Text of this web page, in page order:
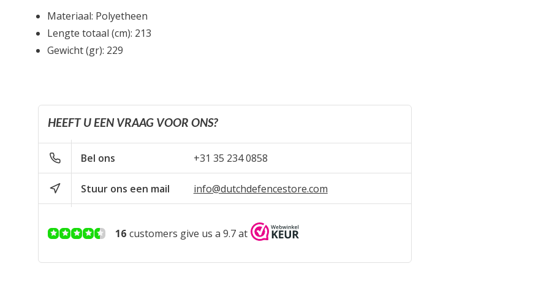
Materiaal: Polyetheen
Lengte totaal (cm): 213
Gewicht (gr): 229
HEEFT U EEN VRAAG VOOR ONS?
Bel ons +31 35 234 0858
Stuur ons een mail info@dutchdefencestore.com
16 customers give us a 9.7 at